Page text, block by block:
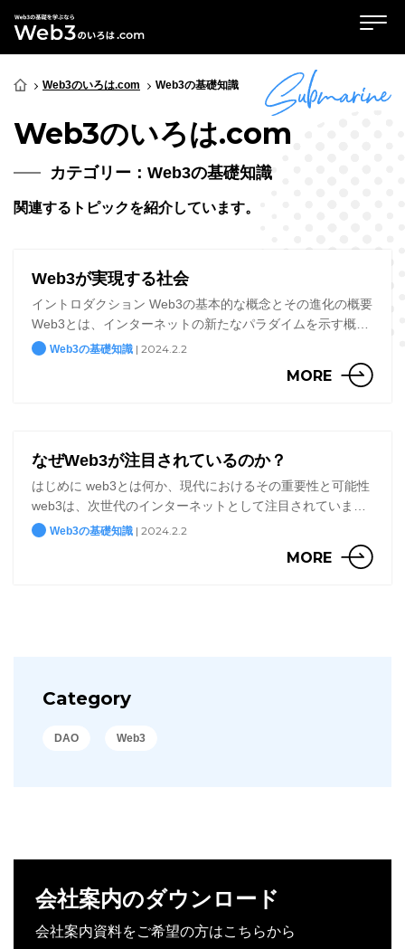
Web3のいろは.com Web3の基礎知識
Web3のいろは.com
カテゴリー：Web3の基礎知識
関連するトピックを紹介しています。
Web3が実現する社会
イントロダクション Web3の基本的な概念とその進化の概要
Web3とは、インターネットの新たなパラダイムを示す概念
で、分散型テクノロジーを核としています。この技術は、中
央集権的な管理を排除し、個々のユーザーが直接的なコ […]
Web3の基礎知識 | 2024.2.2
MORE
なぜWeb3が注目されているのか？
はじめに web3とは何か、現代におけるその重要性と可能性
web3は、次世代のインターネットとして注目されていま
す。この新しいウェブは、国家やGAFAMなどの大企業によ
る中央集権的な管理からユーザー個人による分散型の管 […]
Web3の基礎知識 | 2024.2.2
MORE
Category
DAO Web3
会社案内のダウンロード
会社案内資料をご希望の方はこちらから